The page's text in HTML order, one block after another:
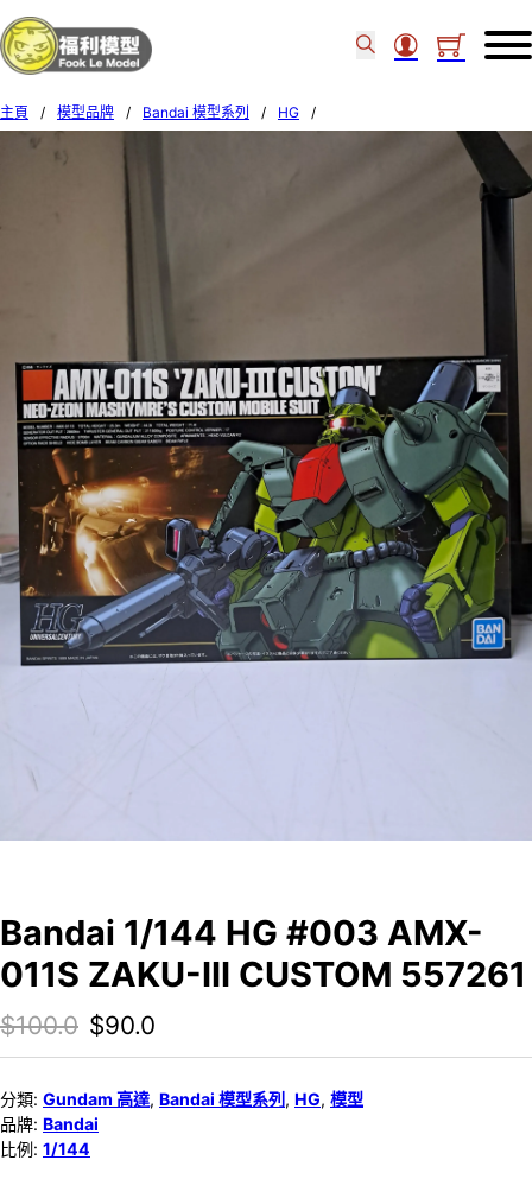
主頁 / 模型品牌 / Bandai 模型系列 / HG
/
Bandai 1/144 HG #003 AMX-011S ZAKU-III CUSTOM 557261
Bandai 1/144 HG #003 AMX-
011S ZAKU-III CUSTOM 557261
$100.0 Original price was: $100.0.
$90.0
分類: Gundam 高達, Bandai 模型系列 , HG, 模型
品牌: Bandai
比例: 1/144